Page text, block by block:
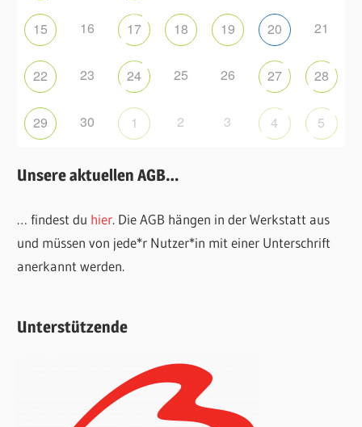
15 16 17 18 19 20 21
22 23 24 25 26 27 28
29 30 1 2 3 4 5
Unsere aktuellen AGB…
… findest du hier. Die AGB hängen in der Werkstatt aus
und müssen von jede*r Nutzer*in mit einer Unterschrift
anerkannt werden.
Unterstützende